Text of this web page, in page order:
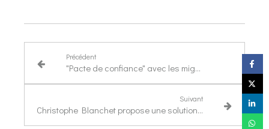
Précédent
"Pacte de confiance" avec les migrants
Suivant
Christophe Blanchet propose une solution pour débloquer la situation